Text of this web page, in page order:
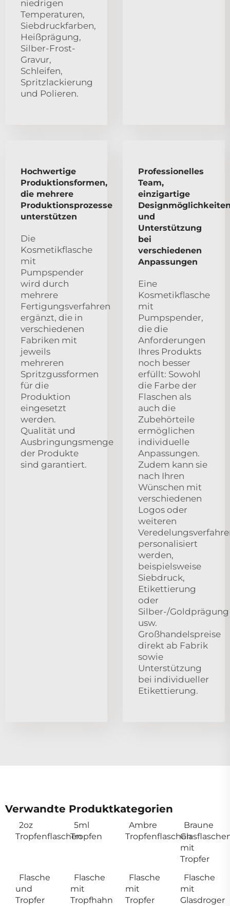
niedrigen
Temperaturen,
Siebdruckfarben,
Heißprägung,
Silber-Frost-
Gravur,
Schleifen,
Spritzlackierung
und Polieren.
Hochwertige
Produktionsformen,
die mehrere
Produktionsprozesse
unterstützen
Die
Kosmetikflasche
mit
Pumpspender
wird durch
mehrere
Fertigungsverfahren
ergänzt, die in
verschiedenen
Fabriken mit
jeweils
mehreren
Spritzgussformen
für die
Produktion
eingesetzt
werden.
Qualität und
Ausbringungsmenge
der Produkte
sind garantiert.
Professionelles
Team,
einzigartige
und
Unterstützung
bei
verschiedenen
Anpassungen
Eine
Kosmetikflasche
mit
Pumpspender,
die die
Anforderungen
Ihres Produkts
noch besser
erfüllt: Sowohl
die Farbe der
Flaschen als
auch die
Zubehörteile
ermöglichen
individuelle
Anpassungen.
Zudem kann sie
nach Ihren
Wünschen mit
verschiedenen
Logos oder
weiteren
personalisiert
werden,
beispielsweise
Siebdruck,
Etikettierung
oder
Silber-/Goldprägung
usw.
Großhandelspreise
direkt ab Fabrik
sowie
Unterstützung
bei individueller
Etikettierung.
Verwandte Produktkategorien
2oz
Tropfenflaschen
5ml
Tropfen
Ambre
Tropfenflaschen
Braune
mit
Tropfer
Flasche
und
Tropfer
Flasche
mit
Tropfhahn
Flasche
mit
Tropfer
Flasche
mit
Glasdroger